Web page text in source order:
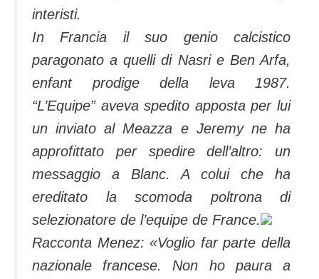
interisti.
In Francia il suo genio calcistico
paragonato a quelli di Nasri e Ben Arfa,
enfant prodige della leva 1987.
“L’Equipe” aveva spedito apposta per lui
un inviato al Meazza e Jeremy ne ha
approfittato per spedire dell’altro: un
messaggio a Blanc. A colui che ha
ereditato la scomoda poltrona di
selezionatore de l’equipe de France.
Racconta Menez: «Voglio far parte della
nazionale francese. Non ho paura a